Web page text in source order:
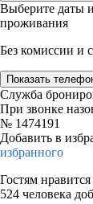
Выберите даты и
проживания
Без комиссии и
Показать
Служба
При звонке
№ 1474191
Добавить в
избранного
Гостям
524 человека